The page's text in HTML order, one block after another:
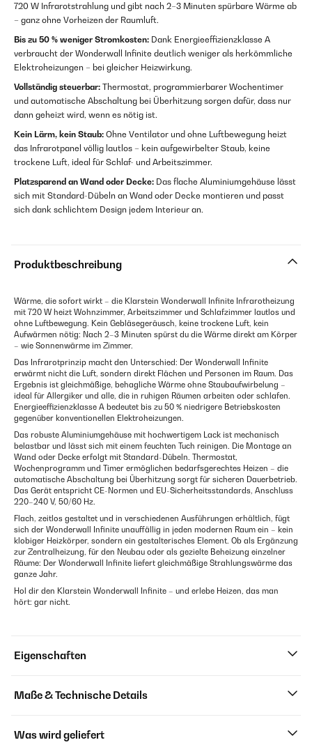
720 W Infrarotstrahlung und gibt nach 2–3 Minuten spürbare Wärme ab
– ganz ohne Vorheizen der Raumluft.
Bis zu 50 % weniger Stromkosten: Dank Energieeffizienzklasse A
verbraucht der Wonderwall Infinite deutlich weniger als herkömmliche
Elektroheizungen – bei gleicher Heizwirkung.
Vollständig steuerbar: Thermostat, programmierbarer Wochentimer
und automatische Abschaltung bei Überhitzung sorgen dafür, dass nur
dann geheizt wird, wenn es nötig ist.
Kein Lärm, kein Staub: Ohne Ventilator und ohne Luftbewegung heizt
das Infrarotpanel völlig lautlos – kein aufgewirbelter Staub, keine
trockene Luft, ideal für Schlaf- und Arbeitszimmer.
Platzsparend an Wand oder Decke: Das flache Aluminiumgehäuse lässt
sich mit Standard-Dübeln an Wand oder Decke montieren und passt
sich dank schlichtem Design jedem Interieur an.
Produktbeschreibung
Wärme, die sofort wirkt – die Klarstein Wonderwall Infinite Infrarotheizung
mit 720 W heizt Wohnzimmer, Arbeitszimmer und Schlafzimmer lautlos und
ohne Luftbewegung. Kein Gebläsegeräusch, keine trockene Luft, kein
Aufwärmen nötig: Nach 2–3 Minuten spürst du die Wärme direkt am Körper
– wie Sonnenwärme im Zimmer.
Das Infrarotprinzip macht den Unterschied: Der Wonderwall Infinite
erwärmt nicht die Luft, sondern direkt Flächen und Personen im Raum. Das
Ergebnis ist gleichmäßige, behagliche Wärme ohne Staubaufwirbelung –
ideal für Allergiker und alle, die in ruhigen Räumen arbeiten oder schlafen.
Energieeffizienzklasse A bedeutet bis zu 50 % niedrigere Betriebskosten
gegenüber konventionellen Elektroheizungen.
Das robuste Aluminiumgehäuse mit hochwertigem Lack ist mechanisch
belastbar und lässt sich mit einem feuchten Tuch reinigen. Die Montage an
Wand oder Decke erfolgt mit Standard-Dübeln. Thermostat,
Wochenprogramm und Timer ermöglichen bedarfsgerechtes Heizen – die
automatische Abschaltung bei Überhitzung sorgt für sicheren Dauerbetrieb.
Das Gerät entspricht CE-Normen und EU-Sicherheitsstandards, Anschluss
220–240 V, 50/60 Hz.
Flach, zeitlos gestaltet und in verschiedenen Ausführungen erhältlich, fügt
sich der Wonderwall Infinite unauffällig in jeden modernen Raum ein – kein
klobiger Heizkörper, sondern ein gestalterisches Element. Ob als Ergänzung
zur Zentralheizung, für den Neubau oder als gezielte Beheizung einzelner
Räume: Der Wonderwall Infinite liefert gleichmäßige Strahlungswärme das
ganze Jahr.
Hol dir den Klarstein Wonderwall Infinite – und erlebe Heizen, das man
hört: gar nicht.
Eigenschaften
Maße & Technische Details
Was wird geliefert